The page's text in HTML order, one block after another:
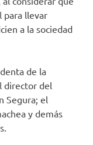
para llevar
a la sociedad
de la
director del
Segura; el
y demás